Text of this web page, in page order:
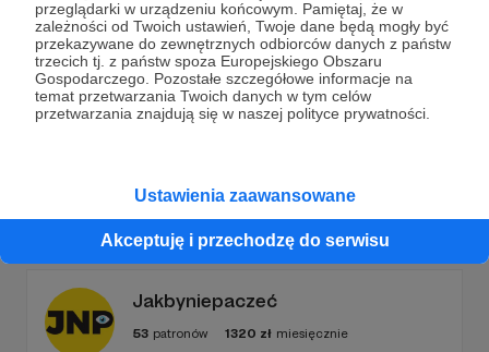
przeglądarki w urządzeniu końcowym. Pamiętaj, że w
zależności od Twoich ustawień, Twoje dane będą mogły być
przekazywane do zewnętrznych odbiorców danych z państw
trzecich tj. z państw spoza Europejskiego Obszaru
Gospodarczego. Pozostałe szczegółowe informacje na
temat przetwarzania Twoich danych w tym celów
przetwarzania znajdują się w naszej polityce prywatności.
Ustawienia zaawansowane
Akceptuję i przechodzę do serwisu
teraz!
Zostań Patronem
Promowani autorzy
Jakbyniepaczeć
53 patronów 1320 zł miesięcznie